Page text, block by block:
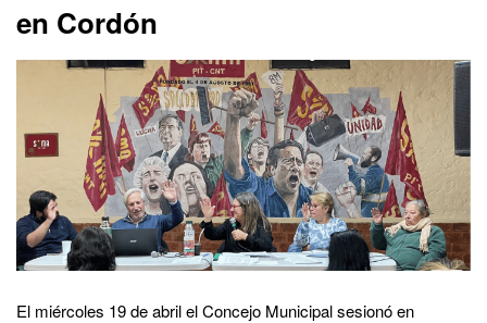
en Cordón
El miércoles 19 de abril el Concejo Municipal sesionó en